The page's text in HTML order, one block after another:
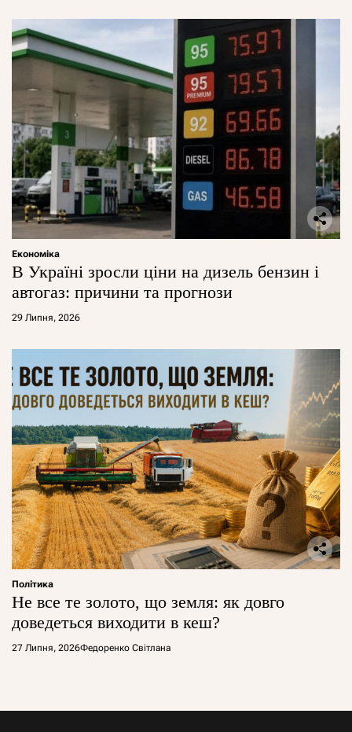
Економіка
В Україні зросли ціни на дизель бензин і
автогаз: причини та прогнози
29 Липня, 2026
Політика
Не все те золото, що земля: як довго
доведеться виходити в кеш?
27 Липня, 2026Федоренко Світлана